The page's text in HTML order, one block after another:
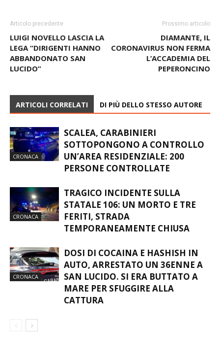
Articolo precedente
LUIGI NOVELLO LASCIA LA
LEGA “DIRIGENTI HANNO
ABBANDONATO SAN
LUCIDO”
Prossimo articolo
DIAMANTE, IL
CORONAVIRUS NON FERMA
L’ACCADEMIA DEL
PEPERONCINO
ARTICOLI CORRELATI DI PIÙ DELLO STESSO AUTORE
CRONACA
SCALEA, CARABINIERI
SOTTOPONGONO A CONTROLLO
UN’AREA RESIDENZIALE: 200
PERSONE CONTROLLATE
CRONACA
TRAGICO INCIDENTE SULLA
STATALE 106: UN MORTO E TRE
FERITI, STRADA
TEMPORANEAMENTE CHIUSA
CRONACA
DOSI DI COCAINA E HASHISH IN
AUTO, ARRESTATO UN 36ENNE A
SAN LUCIDO. SI ERA BUTTATO A
MARE PER SFUGGIRE ALLA
CATTURA